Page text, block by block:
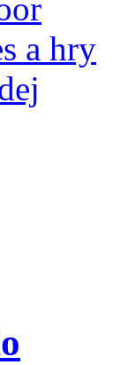
a hry